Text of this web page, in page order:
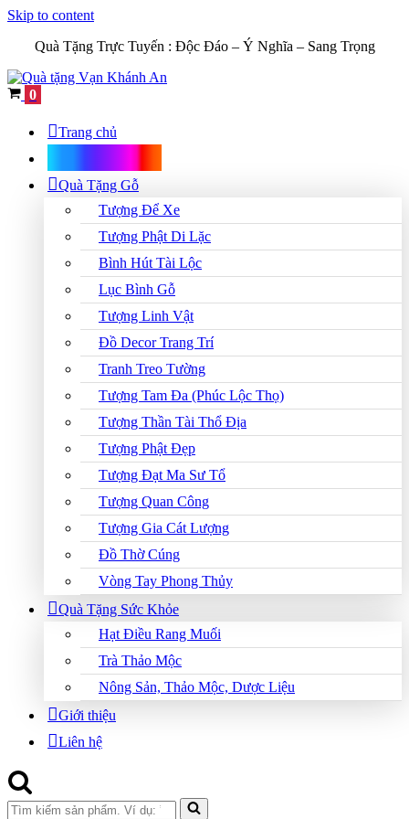
Skip to content
Quà Tặng Trực Tuyến : Độc Đáo – Ý Nghĩa – Sang Trọng
Cart
0
Trang chủ
Quà Tặng Gỗ
Tượng Để Xe
Tượng Phật Di Lặc
Bình Hút Tài Lộc
Lục Bình Gỗ
Tượng Linh Vật
Đồ Decor Trang Trí
Tranh Treo Tường
Tượng Tam Đa (Phúc Lộc Thọ)
Tượng Thần Tài Thổ Địa
Tượng Phật Đẹp
Tượng Đạt Ma Sư Tổ
Tượng Quan Công
Tượng Gia Cát Lượng
Đồ Thờ Cúng
Vòng Tay Phong Thủy
Quà Tặng Sức Khỏe
Hạt Điều Rang Muối
Trà Thảo Mộc
Nông Sản, Thảo Mộc, Dược Liệu
Giới thiệu
Liên hệ
Search